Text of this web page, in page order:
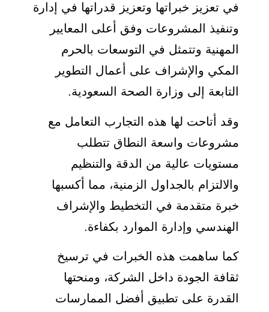
في تعزيز خبراتها وتعزيز قدراتها في إدارة
وتنفيذ المشروعات وفق أعلى المعايير
المهنية وتتمثل في التوسعات بالحرم
المكي والإشراف على أعمال التطوير
التابعة إلى وزارة الصحة السعودية.
وقد أتاحت لها هذه التجارب التعامل مع
مشروعات واسعة النطاق تتطلب
مستويات عالية من الدقة والتنظيم
والالتزام بالجداول الزمنية، مما أكسبها
خبرة متقدمة في التخطيط والإشراف
الهندسي وإدارة الموارد بكفاءة.
كما ساهمت هذه الخبرات في ترسيخ
ثقافة الجودة داخل الشركة، ومنحتها
القدرة على تطبيق أفضل الممارسات